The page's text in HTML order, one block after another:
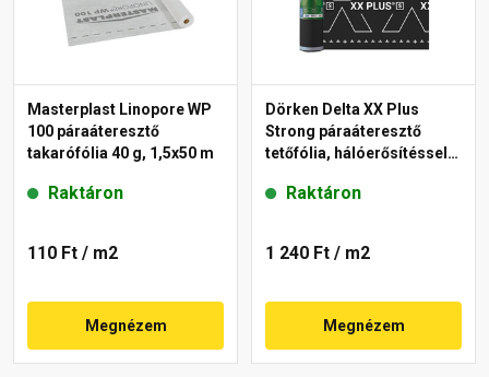
Masterplast Linopore WP
100 páraáteresztő
takarófólia 40 g, 1,5x50 m
Raktáron
110 Ft / m2
Megnézem
Dörken Delta XX Plus
Strong páraáteresztő
tetőfólia, hálóerősítéssel,
g/m²Raktáron
1 240 Ft / m2
Megnézem